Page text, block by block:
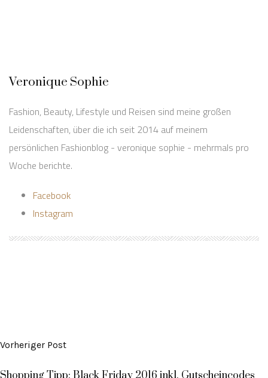
Veronique Sophie
Fashion, Beauty, Lifestyle und Reisen sind meine großen
Leidenschaften, über die ich seit 2014 auf meinem
persönlichen Fashionblog - veronique sophie - mehrmals pro
Woche berichte.
Facebook
Instagram
Vorheriger Post